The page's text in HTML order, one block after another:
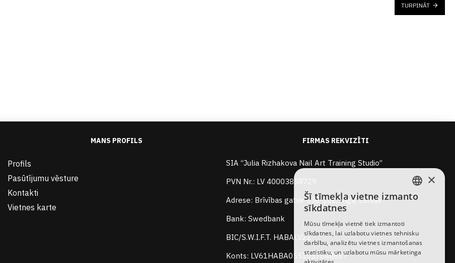
TURPINĀT
MANS PROFILS
Profils
Pasūtījumu vēsture
Kontakti
Vietnes karte
FIRMAS REKVIZĪTI
SIA “Julia Rizhakova Nail Art Training Studio”
PVN Nr.: LV 40003858729
Adrese: Brīvības gatve 338-102, Rīga, Latvija
Bank: Swedbank
BIC/S.W.I.F.T. HABALV22
Konts: LV61HABA0551037648887
LATVIAN
ENGLISH
×
Šī tīmekļa vietne izmanto
sīkdatnes
Mūsu tīmekļa vietnē tiek izmantoti
sīkdatnes, lai uzlabotu vietnes tehnisku
darbību, analizētu vietnes izmantošanas
statistiku, un uzlabotu mūsu mārketinga